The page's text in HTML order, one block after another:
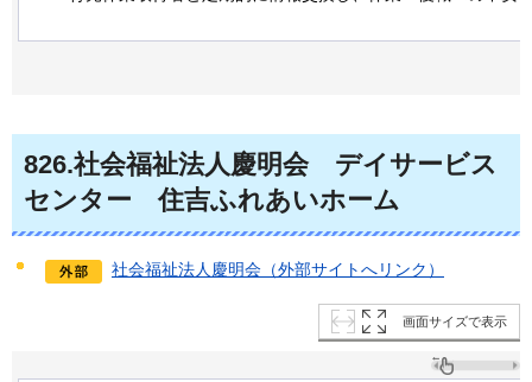
826.社会福祉法人慶明会 デイサービス
センター
住吉ふれあいホーム
社会福祉法人慶明会（外部サイトへリンク）
画面サイズで表示